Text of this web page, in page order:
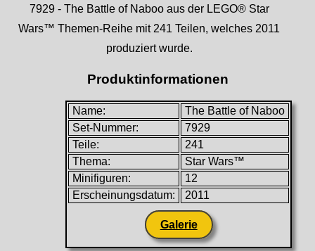
7929 - The Battle of Naboo aus der LEGO® Star
Wars™ Themen-Reihe mit 241 Teilen, welches 2011
produziert wurde.
Produktinformationen
Name:
The Battle of Naboo
Set-Nummer:
7929
Teile:
241
Thema:
Star Wars™
Minifiguren:
12
Erscheinungsdatum:
2011
Galerie